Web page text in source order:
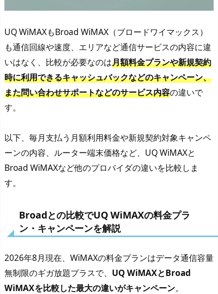
UQ WiMAXもBroad WiMAX（ブロードワイマックス）
も通信回線や速度、エリアなど通信サービスの内容に違
いはなく、比較が必要なのは月額料金プランや新規契約
時に利用できるキャッシュバックなどのキャンペーン、
また問い合わせサポートなどのサービス内容の違いで
す。
以下、毎月支払う月額利用料金や新規契約対象キャンペ
ーンの内容、ルーター端末価格など、UQ WiMAXと
Broad WiMAXなど他のプロバイダの違いを比較しま
す。
Broadとの比較でUQ WiMAXの料金プラ
ン・キャンペーンを解説
2026年8月現在、WiMAXの料金プランはデータ通信容量
無制限のギガ放題プラスで、 UQ WiMAXとBroad
WiMAXを比較した最大の違いがキャンペーン。